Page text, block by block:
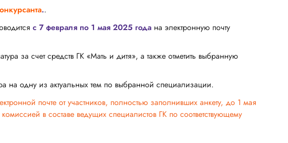
..
с 7 февраля по 1 мая 2025 года на электронную почту
за счет средств ГК «Мать и дитя», а также отметить выбранную
на одну из актуальных тем по выбранной специализации.
почте от участников, полностью заполнивших анкету, до 1 мая
в составе ведущих специалистов ГК по соответствующему